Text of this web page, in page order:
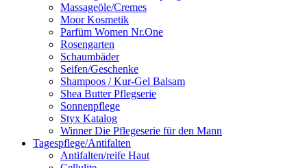
Massageöle/Cremes
Moor Kosmetik
Parfüm Women Nr.One
Rosengarten
Schaumbäder
Seifen/Geschenke
Shampoos / Kur-Gel Balsam
Shea Butter Pflegserie
Sonnenpflege
Styx Katalog
Winner Die Pflegeserie für den Mann
Tagespflege/Antifalten
Antifalten/reife Haut